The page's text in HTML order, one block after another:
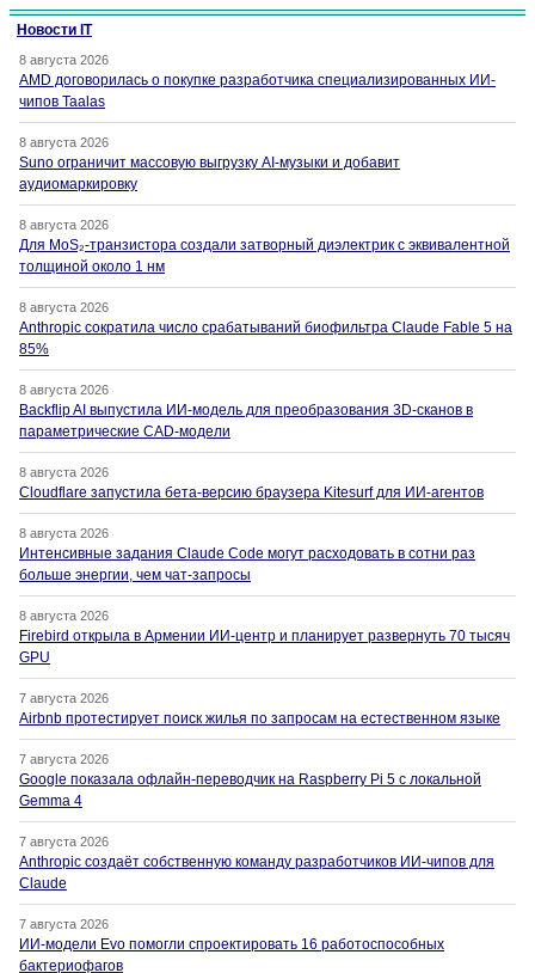
Новости IT
8 августа 2026
AMD договорилась о покупке разработчика специализированных ИИ-
чипов Taalas
8 августа 2026
Suno ограничит массовую выгрузку AI-музыки и добавит
аудиомаркировку
8 августа 2026
Для MoS₂-транзистора создали затворный диэлектрик с эквивалентной
толщиной около 1 нм
8 августа 2026
Anthropic сократила число срабатываний биофильтра Claude Fable 5 на
85%
8 августа 2026
Backflip AI выпустила ИИ-модель для преобразования 3D-сканов в
параметрические CAD-модели
8 августа 2026
Cloudflare запустила бета-версию браузера Kitesurf для ИИ-агентов
8 августа 2026
Интенсивные задания Claude Code могут расходовать в сотни раз
больше энергии, чем чат-запросы
8 августа 2026
Firebird открыла в Армении ИИ-центр и планирует развернуть 70 тысяч
GPU
7 августа 2026
Airbnb протестирует поиск жилья по запросам на естественном языке
7 августа 2026
Google показала офлайн-переводчик на Raspberry Pi 5 с локальной
Gemma 4
7 августа 2026
Anthropic создаёт собственную команду разработчиков ИИ-чипов для
Claude
7 августа 2026
ИИ-модели Evo помогли спроектировать 16 работоспособных
бактериофагов